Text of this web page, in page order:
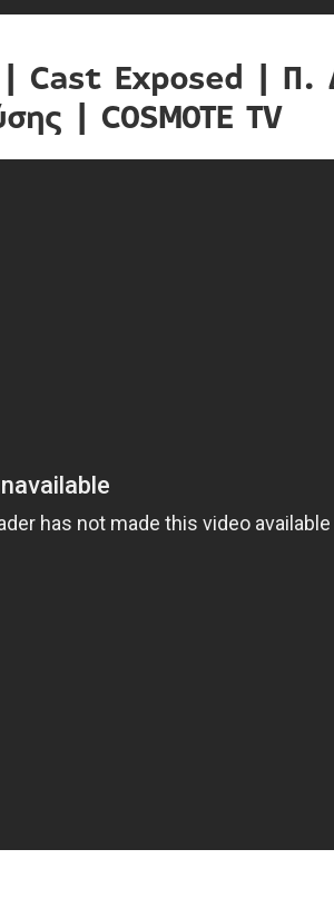
Cast Exposed | Π.
| COSMOTE TV